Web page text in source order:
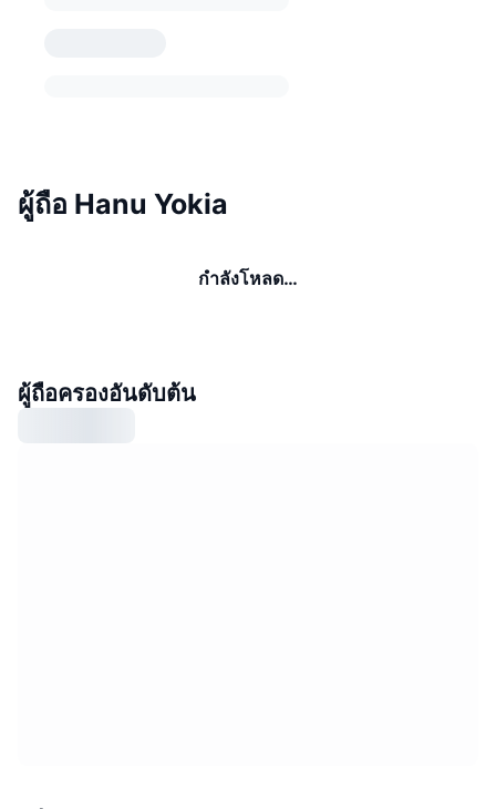
ผู้ถือ Hanu Yokia
กำลังโหลด…
ผู้ถือครองอันดับต้น